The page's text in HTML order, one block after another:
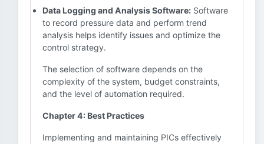
Data Logging and Analysis Software: Software
to record pressure data and perform trend
analysis helps identify issues and optimize the
control strategy.
The selection of software depends on the
complexity of the system, budget constraints,
and the level of automation required.
Chapter 4: Best Practices
Implementing and maintaining PICs effectively